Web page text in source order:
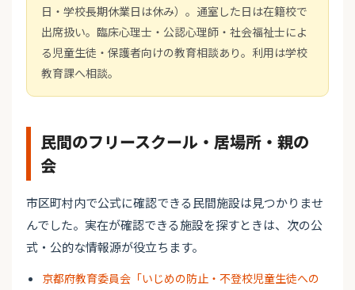
日・学校長期休業日は休み）。通室した日は在籍校で
出席扱い。臨床心理士・公認心理師・社会福祉士によ
る児童生徒・保護者向けの教育相談あり。利用は学校
教育課へ相談。
民間のフリースクール・居場所・親の
会
市区町村内で公式に確認できる民間施設は見つかりませ
んでした。実在が確認できる施設を探すときは、次の公
式・公的な情報源が役立ちます。
京都府教育委員会「いじめの防止・不登校児童生徒への